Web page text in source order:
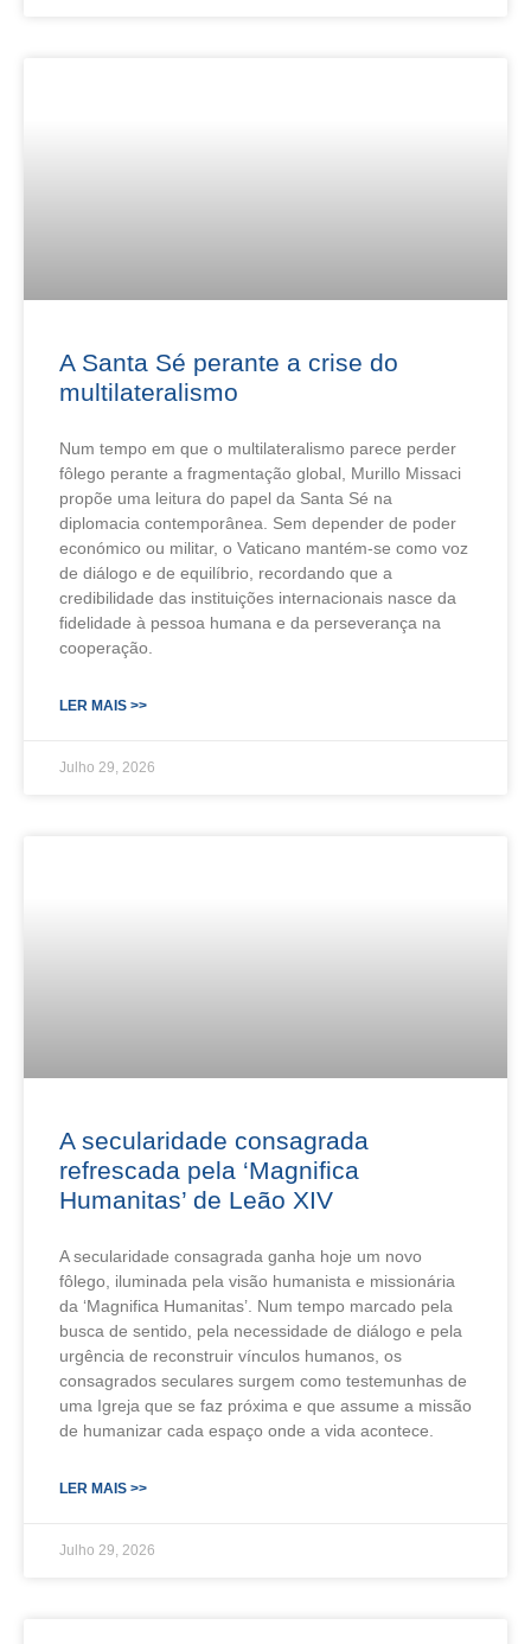
A Santa Sé perante a crise do
multilateralismo
Num tempo em que o multilateralismo parece perder
fôlego perante a fragmentação global, Murillo Missaci
propõe uma leitura do papel da Santa Sé na
diplomacia contemporânea. Sem depender de poder
económico ou militar, o Vaticano mantém-se como voz
de diálogo e de equilíbrio, recordando que a
credibilidade das instituições internacionais nasce da
fidelidade à pessoa humana e da perseverança na
cooperação.
LER MAIS >>
Julho 29, 2026
A secularidade consagrada
refrescada pela ‘Magnifica
Humanitas’ de Leão XIV
A secularidade consagrada ganha hoje um novo
fôlego, iluminada pela visão humanista e missionária
da ‘Magnifica Humanitas’. Num tempo marcado pela
busca de sentido, pela necessidade de diálogo e pela
urgência de reconstruir vínculos humanos, os
consagrados seculares surgem como testemunhas de
uma Igreja que se faz próxima e que assume a missão
de humanizar cada espaço onde a vida acontece.
LER MAIS >>
Julho 29, 2026